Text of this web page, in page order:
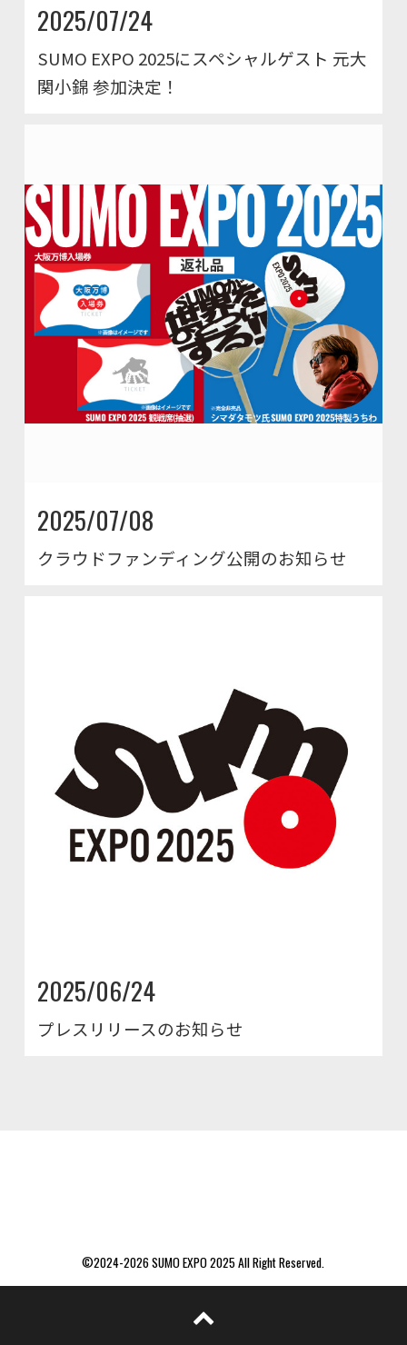
2025/07/24
SUMO EXPO 2025にスペシャルゲスト 元大
関小錦 参加決定！
2025/07/08
クラウドファンディング公開のお知らせ
2025/06/24
プレスリリースのお知らせ
©2024-2026SUMO EXPO 2025All Right Reserved.